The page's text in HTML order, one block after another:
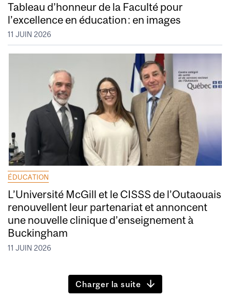
Tableau d’honneur de la Faculté pour
l’excellence en éducation : en images
11 JUIN 2026
ÉDUCATION
L’Université McGill et le CISSS de l’Outaouais
renouvellent leur partenariat et annoncent
une nouvelle clinique d’enseignement à
Buckingham
11 JUIN 2026
Charger la suite